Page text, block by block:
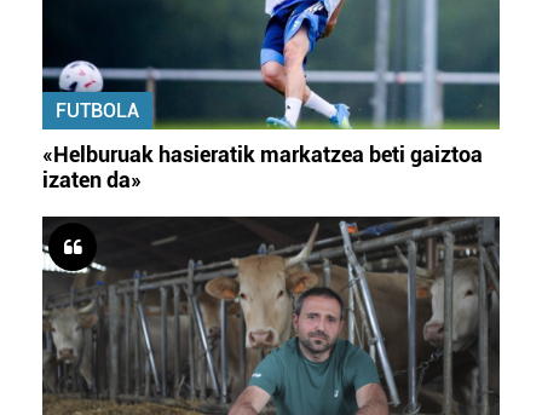
FUTBOLA
«Helburuak hasieratik markatzea beti gaiztoa
izaten da»